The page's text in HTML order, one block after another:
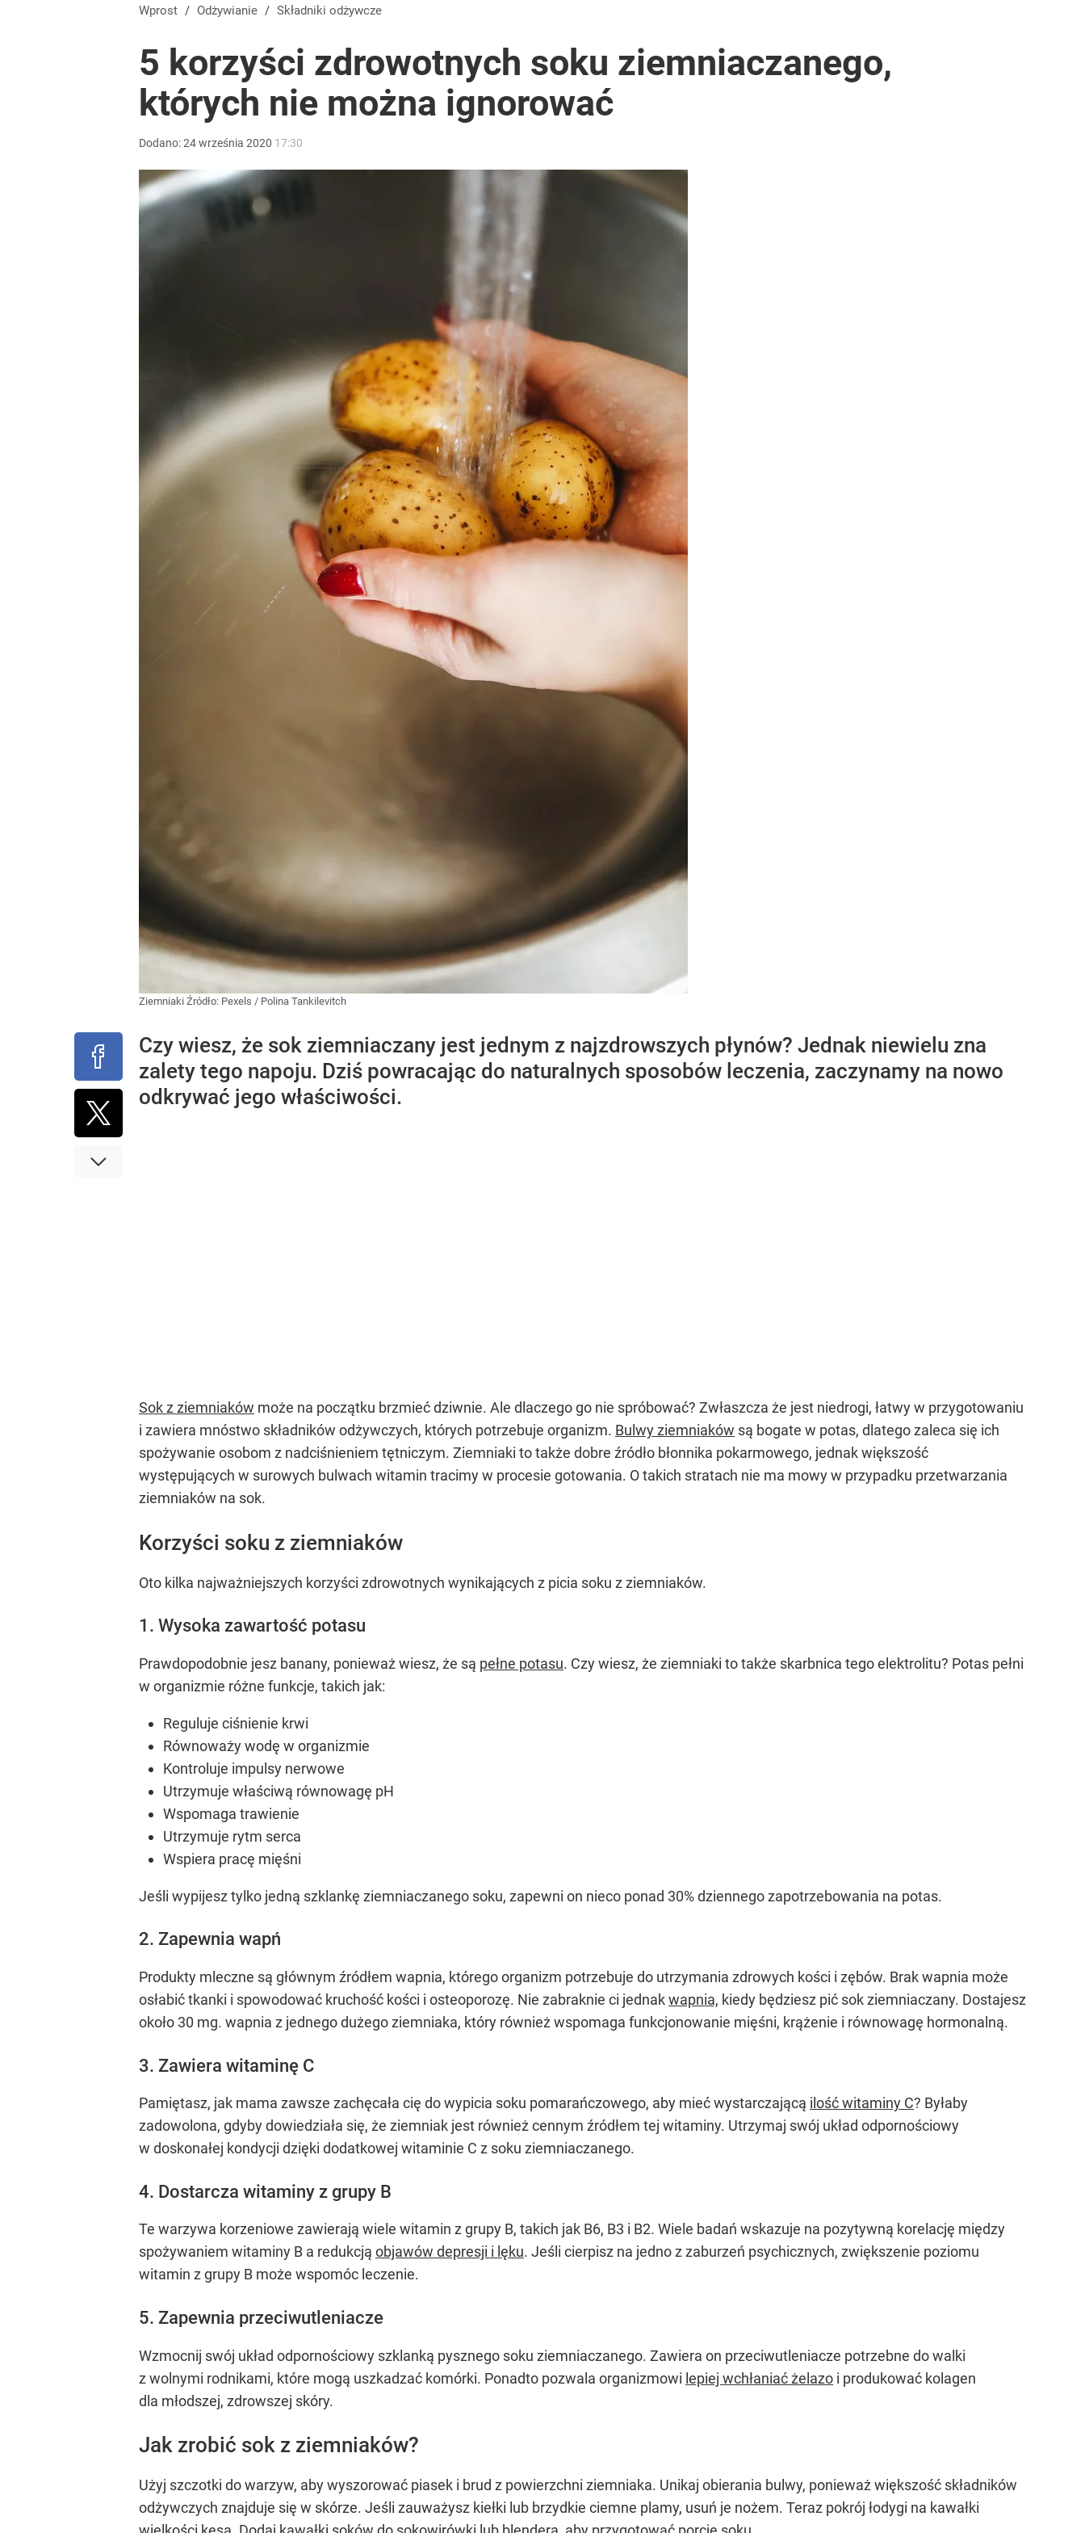
Wprost / Odżywianie / Składniki odżywcze
5 korzyści zdrowotnych soku ziemniaczanego,
których nie można ignorować
Dodano:24września 2020 17:30
Ziemniaki Źródło: Pexels / Polina Tankilevitch
Czy wiesz, że sok ziemniaczany jest jednym z najzdrowszych płynów? Jednak niewielu zna
zalety tego napoju. Dziś powracając do naturalnych sposobów leczenia, zaczynamy na nowo
odkrywać jego właściwości.
Sok z ziemniaków może na początku brzmieć dziwnie. Ale dlaczego go nie spróbować? Zwłaszcza że jest niedrogi, łatwy w przygotowaniu
i zawiera mnóstwo składników odżywczych, których potrzebuje organizm. Bulwy ziemniaków są bogate w potas, dlatego zaleca się ich
spożywanie osobom z nadciśnieniem tętniczym. Ziemniaki to także dobre źródło błonnika pokarmowego, jednak większość
występujących w surowych bulwach witamin tracimy w procesie gotowania. O takich stratach nie ma mowy w przypadku przetwarzania
ziemniaków na sok.
Korzyści soku z ziemniaków
Oto kilka najważniejszych korzyści zdrowotnych wynikających z picia soku z ziemniaków.
1. Wysoka zawartość potasu
Prawdopodobnie jesz banany, ponieważ wiesz, że są pełne potasu. Czy wiesz, że ziemniaki to także skarbnica tego elektrolitu? Potas pełni
w organizmie różne funkcje, takich jak:
Reguluje ciśnienie krwi
Równoważy wodę w organizmie
Kontroluje impulsy nerwowe
Utrzymuje właściwą równowagę pH
Wspomaga trawienie
Utrzymuje rytm serca
Wspiera pracę mięśni
Jeśli wypijesz tylko jedną szklankę ziemniaczanego soku, zapewni on nieco ponad 30% dziennego zapotrzebowania na potas.
2. Zapewnia wapń
Produkty mleczne są głównym źródłem wapnia, którego organizm potrzebuje do utrzymania zdrowych kości i zębów. Brak wapnia może
osłabić tkanki i spowodować kruchość kości i osteoporozę. Nie zabraknie ci jednakwapnia, kiedy będziesz pić sok ziemniaczany. Dostajesz
około 30 mg. wapnia z jednego dużego ziemniaka, który również wspomaga funkcjonowanie mięśni, krążenie i równowagę hormonalną.
3. Zawiera witaminę C
Pamiętasz, jak mama zawsze zachęcała cię do wypicia soku pomarańczowego, aby mieć wystarczającą ilość witaminy C? Byłaby
zadowolona, gdyby dowiedziała się, że ziemniak jest również cennym źródłem tej witaminy. Utrzymaj swój układ odpornościowy
w doskonałej kondycji dzięki dodatkowej witaminie C z soku ziemniaczanego.
4. Dostarcza witaminy z grupy B
Te warzywa korzeniowe zawierają wiele witamin z grupy B, takich jak B6, B3 i B2. Wiele badań wskazuje na pozytywną korelację między
spożywaniem witaminy B a redukcją objawów depresji i lęku. Jeśli cierpisz na jedno z zaburzeń psychicznych, zwiększenie poziomu
witamin z grupy B może wspomóc leczenie.
5. Zapewnia przeciwutleniacze
Wzmocnij swój układ odpornościowy szklanką pysznego soku ziemniaczanego. Zawiera on przeciwutleniacze potrzebne do walki
z wolnymi rodnikami, które mogą uszkadzać komórki. Ponadto pozwala organizmowi lepiej wchłaniać żelazo i produkować kolagen
dla młodszej, zdrowszej skóry.
Jak zrobić sok z ziemniaków?
Użyj szczotki do warzyw, aby wyszorować piasek i brud z powierzchni ziemniaka. Unikaj obierania bulwy, ponieważ większość składników
odżywczych znajduje się w skórze. Jeśli zauważysz kiełki lub brzydkie ciemne plamy, usuń je nożem. Teraz pokrój łodygi na kawałki